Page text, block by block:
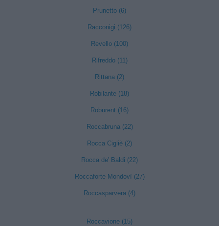
Prunetto (6)
Racconigi (126)
Revello (100)
Rifreddo (11)
Rittana (2)
Robilante (18)
Roburent (16)
Roccabruna (22)
Rocca Cigliè (2)
Rocca de' Baldi (22)
Roccaforte Mondovì (27)
Roccasparvera (4)
Roccavione (15)